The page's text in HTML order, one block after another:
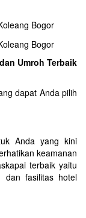
Umroh Terbaik
dapat Anda pilih
Anda yang kini
keamanan
terbaik yaitu
dan fasilitas hotel